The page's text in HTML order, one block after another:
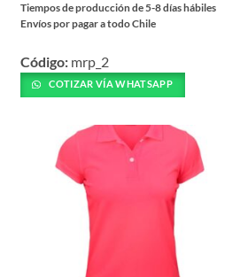
Tiempos de producción de 5-8 días hábiles
Envíos por pagar a todo Chile
producto
tiene
opciones
Código: mrp_2
COTIZAR VÍA WHATSAPP